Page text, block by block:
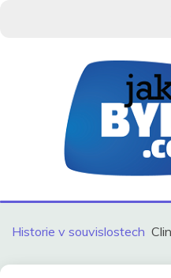
Historie v souvislostech